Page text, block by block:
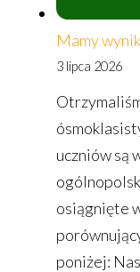
Mamy
3 lipca 2026
uczniów są
osiągnięte
poniżej: